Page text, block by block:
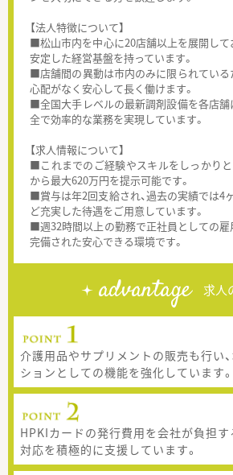
【法人特徴について】
■松山市内を中心に20店舗以上を展開して
安定した経営基盤を持っています。
■店舗間の異動は市内のみに限られている
心配がなく安心して長く働けます。
■全国大手レベルの最新調剤設備を各店舗
全で効率的な業務を実現しています。
【求人情報について】
■これまでのご経験やスキルをしっかりと
から最大620万円を提示可能です。
■賞与は年2回支給され、過去の実績では4
ど充実した待遇をご用意しています。
■週32時間以上の勤務で正社員としての雇
完備された安心できる環境です。
advantage 求人
介護用品やサプリメントの販売も行い
ションとしての機能を強化しています。
HPKIカードの発行費用を会社が負担す
対応を積極的に支援しています。